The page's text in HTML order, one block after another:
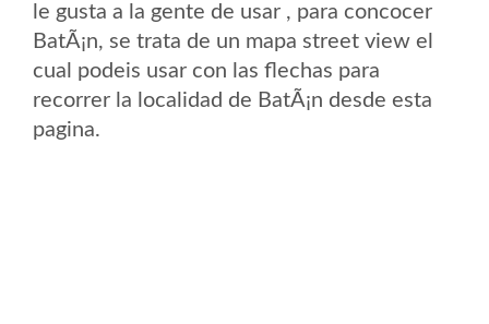
le gusta a la gente de usar , para concocer
BatÃ¡n, se trata de un mapa street view el
cual podeis usar con las flechas para
recorrer la localidad de BatÃ¡n desde esta
pagina.